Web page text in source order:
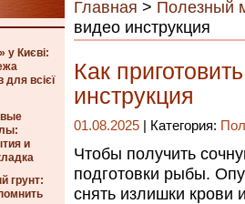
у Києві:
для всієї
и
грунт:
Главная > Полезный
видео инструкция
Как
инструкция
01.08.2025 | Категория:
Чтобы получить
подготовки рыбы.
снять излишки крови